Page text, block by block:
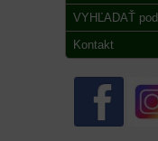
VYHĽADAŤ
Kontakt